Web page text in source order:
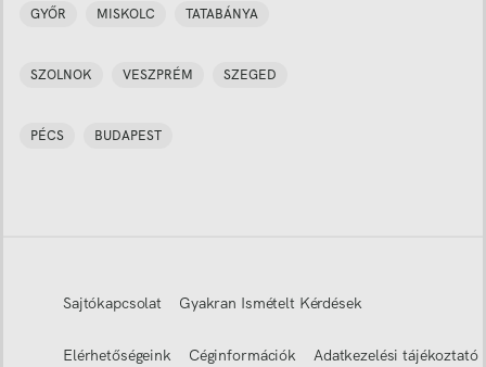
GYŐR MISKOLC TATABÁNYA
SZOLNOK VESZPRÉM SZEGED
PÉCS BUDAPEST
Sajtókapcsolat Gyakran Ismételt Kérdések
Elérhetőségeink Céginformációk Adatkezelési tájékoztató